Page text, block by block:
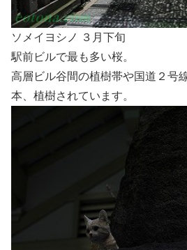
ソメイヨシノ ３月下旬
駅前ビルで最も多い桜。
高層ビル谷間の植樹帯や国道２号
本、植樹されています。